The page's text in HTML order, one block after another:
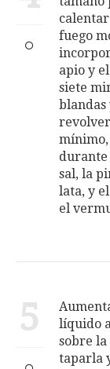
fuego
apio y
siete
blandas
durante
sal, la
lata, y
el
5
líquido
sobre
taparla